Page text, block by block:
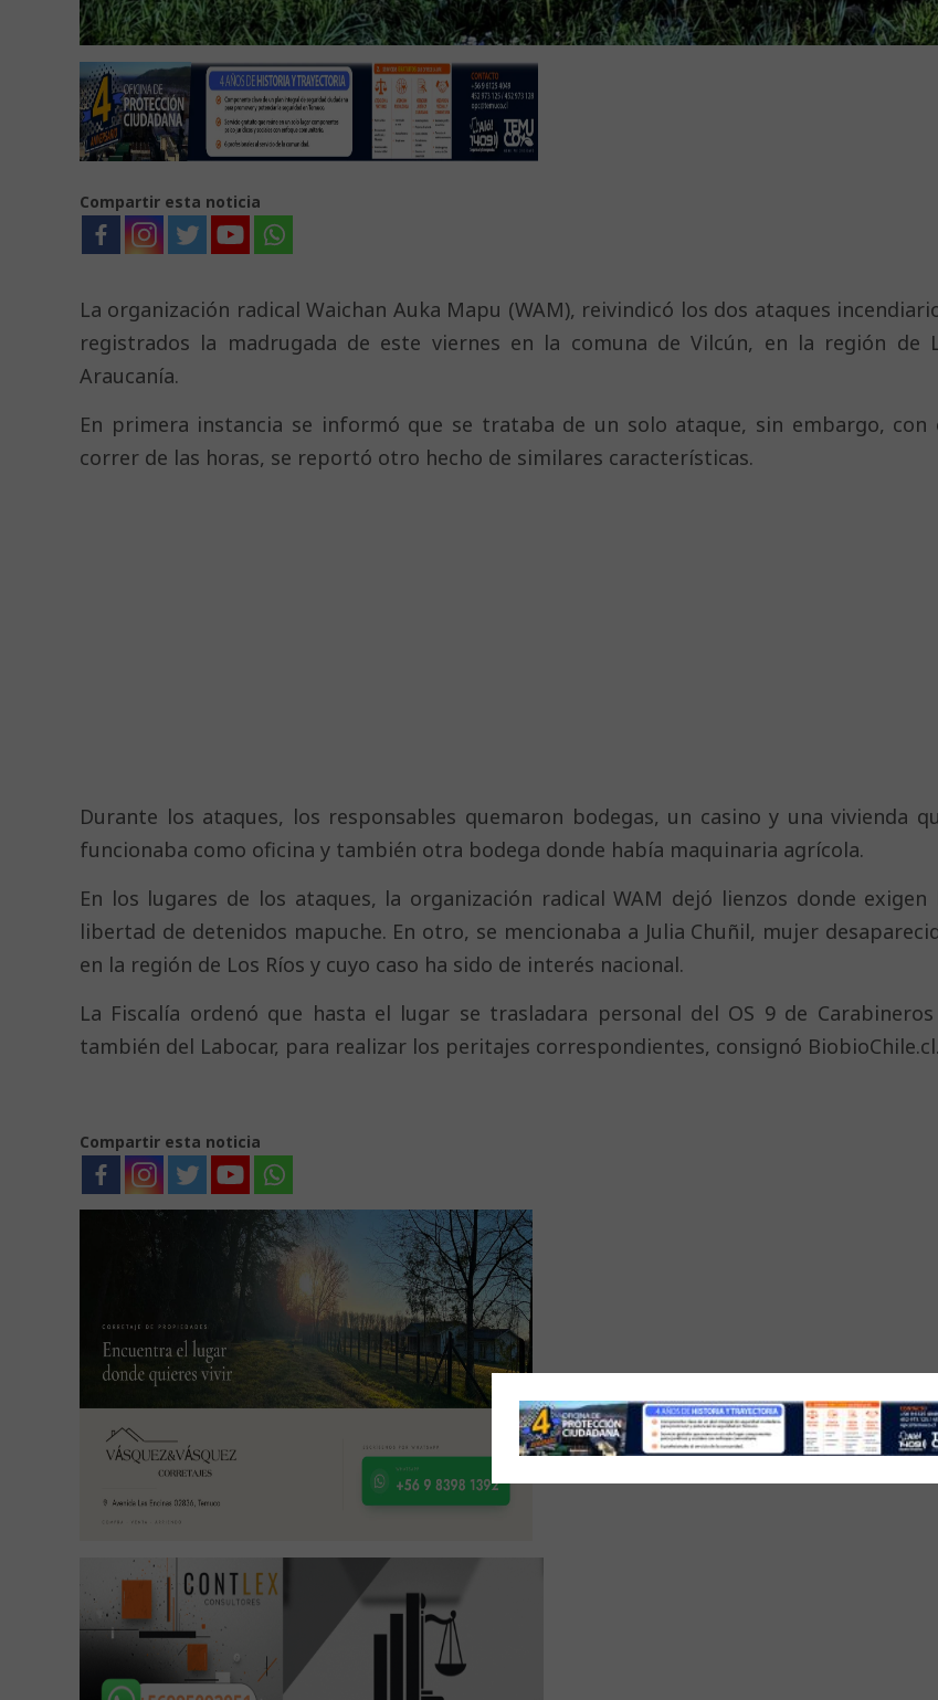
Compartir esta noticia
La organización radical Waichan Auka Mapu (WAM), reivindicó los dos ataques
registrados la madrugada de este viernes en la comuna de Vilcún, en la región de
Araucanía.
En primera instancia se informó que se trataba de un solo ataque, sin embargo, con
correr de las horas, se reportó otro hecho de similares características.
Durante los ataques, los responsables quemaron bodegas, un casino y una vivienda
funcionaba como oficina y también otra bodega donde había maquinaria agrícola.
En los lugares de los ataques, la organización radical WAM dejó lienzos donde exigen
libertad de detenidos mapuche. En otro, se mencionaba a Julia Chuñil, mujer
en la región de Los Ríos y cuyo caso ha sido de interés nacional.
La Fiscalía ordenó que hasta el lugar se trasladara personal del OS 9 de
también del Labocar, para realizar los peritajes correspondientes, consignó BiobioChile.cl.
Compartir esta noticia